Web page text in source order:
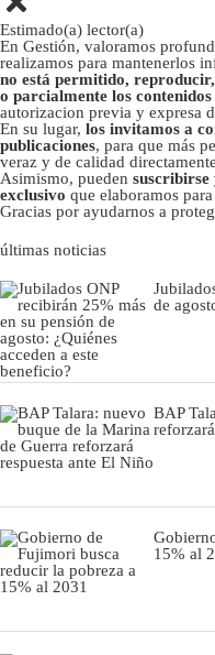
Estimado(a) lector(a)
En Gestión, valoramos
realizamos para mantenerlos
no está permitido,
o parcialmente los contenidos
autorizacion previa y expresa
En su lugar, los invitamos a
publicaciones, para que más
veraz y de calidad
Asimismo, pueden suscribirse
exclusivo que elaboramos
Gracias por ayudarnos a
últimas noticias
de
BAP
15% al